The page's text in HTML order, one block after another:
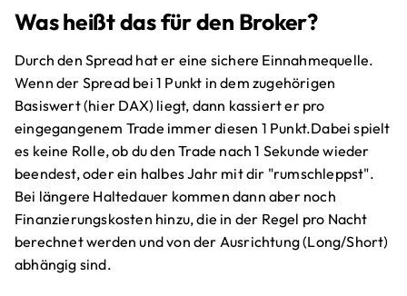
Was heißt das für den Broker?
Durch den Spread hat er eine sichere Einnahmequelle.
Wenn der Spread bei 1 Punkt in dem zugehörigen
Basiswert (hier DAX) liegt, dann kassiert er pro
eingegangenem Trade immer diesen 1 Punkt.Dabei spielt
es keine Rolle, ob du den Trade nach 1 Sekunde wieder
beendest, oder ein halbes Jahr mit dir "rumschleppst".
Bei längere Haltedauer kommen dann aber noch
Finanzierungskosten hinzu, die in der Regel pro Nacht
berechnet werden und von der Ausrichtung (Long/Short)
abhängig sind.